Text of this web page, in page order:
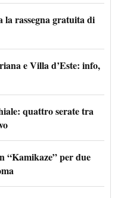
rassegna gratuita di
e Villa d’Este: info,
quattro serate tra
“Kamikaze” per due